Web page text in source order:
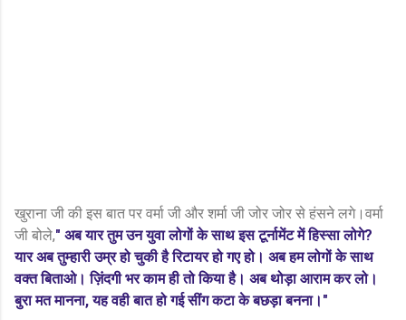
खुराना जी की इस बात पर वर्मा जी और शर्मा जी जोर जोर से हंसने लगे।वर्मा
जी बोले," अब यार तुम उन युवा लोगों के साथ इस टूर्नामेंट में हिस्सा लोगे?
यार अब तुम्हारी उम्र हो चुकी है रिटायर हो गए हो। अब हम लोगों के साथ
वक्त बिताओ। ज़िंदगी भर काम ही तो किया है। अब थोड़ा आराम कर लो।
बुरा मत मानना, यह वही बात हो गई सींग कटा के बछड़ा बनना।"